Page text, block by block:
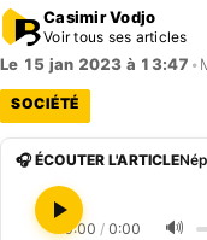
Casimir Vodjo
Voir tous ses articles
Le 15 jan 2023 à 13:47 •
SOCIÉTÉ
🎧 ÉCOUTER L'ARTICLE
0:00 / 0:00 🔊